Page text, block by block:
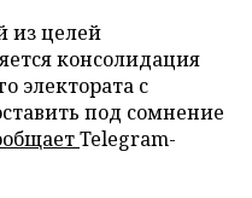
из целей
консолидация
электората с
под сомнение
Telegram-